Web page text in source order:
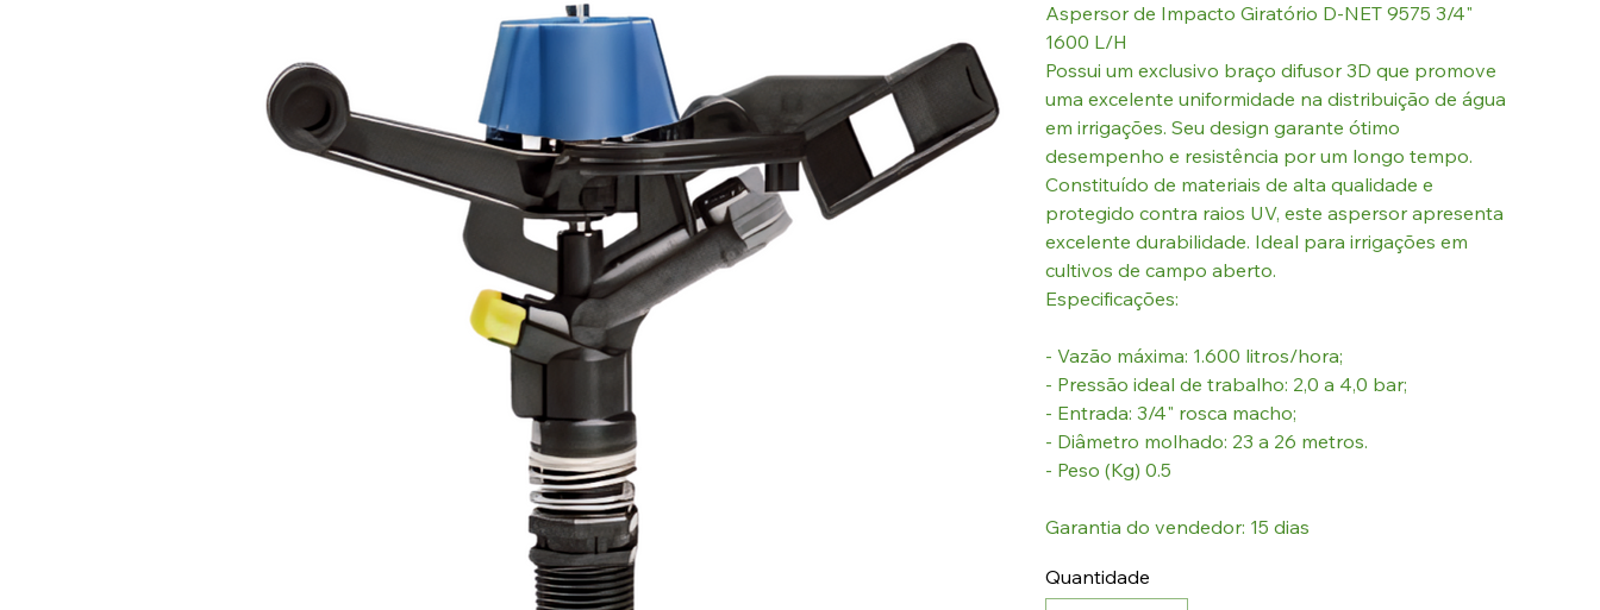
Aspersor de Impacto Giratório D-NET 9575 3/4"
1600 L/H
Possui um exclusivo braço difusor 3D que promove
uma excelente uniformidade na distribuição de água
em irrigações. Seu design garante ótimo
desempenho e resistência por um longo tempo.
Constituído de materiais de alta qualidade e
protegido contra raios UV, este aspersor apresenta
excelente durabilidade. Ideal para irrigações em
cultivos de campo aberto.
Especificações:
- Vazão máxima: 1.600 litros/hora;
- Pressão ideal de trabalho: 2,0 a 4,0 bar;
- Entrada: 3/4" rosca macho;
- Diâmetro molhado: 23 a 26 metros.
- Peso (Kg) 0.5
Garantia do vendedor: 15 dias
Quantidade